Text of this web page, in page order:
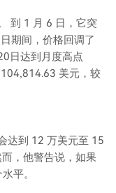
到 1 月 6 日，它突
期间，价格回调了
日达到月度高点
美元，较
达到 12 万美元至 15
，他警告说，如果
平。